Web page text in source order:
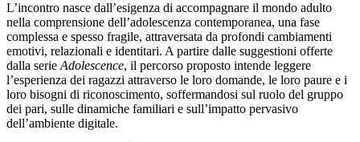
L’incontro nasce dall’esigenza di accompagnare il mondo adulto
nella comprensione dell’adolescenza contemporanea, una fase
complessa e spesso fragile, attraversata da profondi cambiamenti
emotivi, relazionali e identitari. A partire dalle suggestioni offerte
dalla serie Adolescence, il percorso proposto intende leggere
l’esperienza dei ragazzi attraverso le loro domande, le loro paure e i
loro bisogni di riconoscimento, soffermandosi sul ruolo del gruppo
dei pari, sulle dinamiche familiari e sull’impatto pervasivo
dell’ambiente digitale.